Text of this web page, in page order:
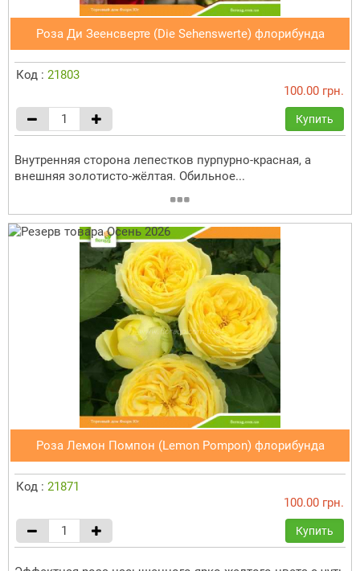
Роза Ди Зеенсверте (Die Sehenswerte) флорибунда
Код : 21803
100.00 грн.
Купить
Внутренняя сторона лепестков пурпурно-красная, а
внешняя золотисто-жёлтая. Обильное...
Роза Лемон Помпон (Lemon Pompon) флорибунда
Код : 21871
100.00 грн.
Купить